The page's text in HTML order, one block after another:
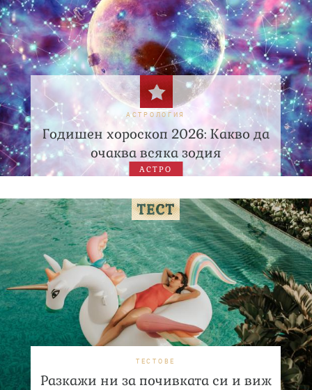
АСТРОЛОГИЯ
Годишен хороскоп 2026: Какво да
очаква всяка зодия
АСТРО
ТЕСТОВЕ
Разкажи ни за почивката си и виж